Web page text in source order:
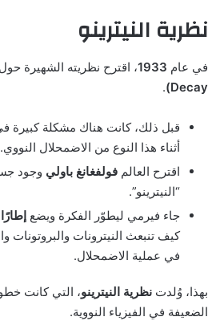
نظرية النيترينو
في عام 1933، اقترح نظريته الشهيرة حول
Decay)
.
قبل ذلك، كانت هناك مشكلة كبيرة
أثناء هذا النوع من الاضمحلال النووي.
اقترح العالم فولفغانغ باولي وجود
“النيترينو”.
جاء فيرمي ليطوّر الفكرة ويضع
كيف تنبعث النيترونات والبروتونات
في عملية الاضمحلال.
بهذا، وُلدت نظرية النيترينو، التي كانت
الضعيفة في الفيزياء النووية.